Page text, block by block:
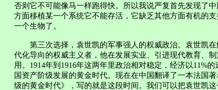
否则它不可能像马一样跑得快。所以我说严复首先发现了
方面移植某一个系统它不能存活，它缺乏其他方面有机的
一个生物了。
第三次选择，袁世凯的军事强人的权威政治。袁世凯在
代化导向的权威主义者，他在发展实业、引进现代教育、
用。1914年到1916年这两年里政治相对稳定，经济以11%
国资产阶级发展的黄金时代。现在在中国翻译了一本法国
级的黄金时代》，写的就是这段时间。我们可以把袁世凯